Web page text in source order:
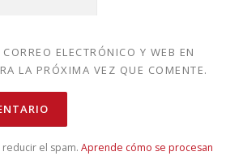
ELECTRÓNICO Y WEB EN
LA PRÓXIMA VEZ QUE COMENTE.
reducir el spam. Aprende cómo se procesan